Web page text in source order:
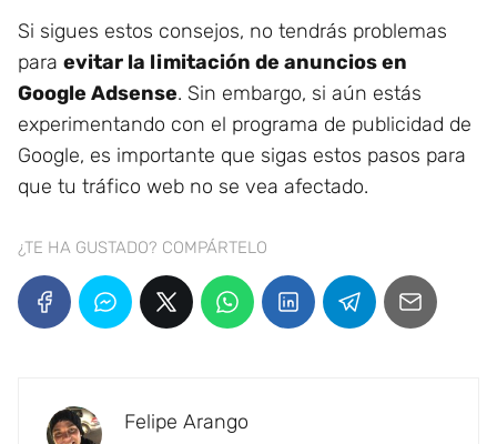
Si sigues estos consejos, no tendrás problemas
para evitar la limitación de anuncios en
Google Adsense. Sin embargo, si aún estás
experimentando con el programa de publicidad de
Google, es importante que sigas estos pasos para
que tu tráfico web no se vea afectado.
¿TE HA GUSTADO? COMPÁRTELO
Felipe Arango